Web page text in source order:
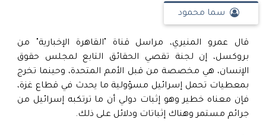
سما محمود
قال عمرو المنيري، مراسل قناة "القاهرة الإخبارية" من
بروكسل، إن لجنة تقصي الحقائق التابع لمجلس حقوق
الإنسان، هي مخصصة من قبل الأمم المتحدة، وحينما تخرج
بمعطيات تحمل إسرائيل مسؤولية ما يحدث في قطاع غزة،
فإن معناه خطير وهو إثبات دولي أن ما ترتكبه إسرائيل من
جرائم مستمر وهناك إثباتات ودلائل على ذلك.